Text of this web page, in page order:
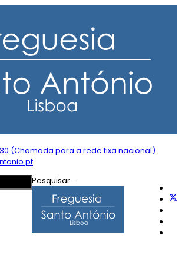
(Chamada para a rede fixa nacional)
Pesquisar...